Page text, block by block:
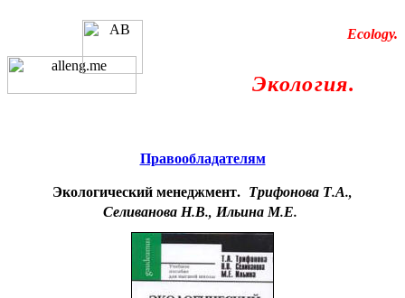
Ecology.
-Экология.
Правообладателям
Экологический менеджмент. Трифонова Т.А.,
Селиванова Н.В., Ильина М.Е.